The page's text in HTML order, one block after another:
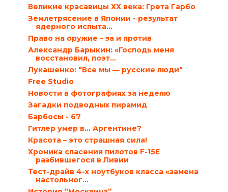
Великие красавицы ХХ века: Грета Гарбо
Землетрясение в Японии - результат
ядерного испыта...
Право на оружие – за и против
Александр Барыкин: «Господь меня
восстановил, поэт...
Лукашенко: "Все мы — русские люди"
Free Studio
Новости в фотографиях за неделю
Загадки подводных пирамид
Барбосы - 67
Гитлер умер в… Аргентине?
Красота – это страшная сила!
Хроника спасения пилотов F-15E
разбившегося в Ливии
Тест-драйв 4-х ноутбуков класса «замена
настольног...